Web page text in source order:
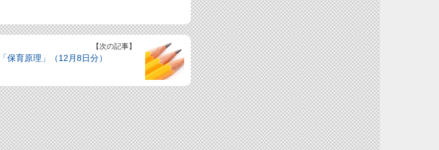
【次の記事】
「保育原理」（12月8日分）